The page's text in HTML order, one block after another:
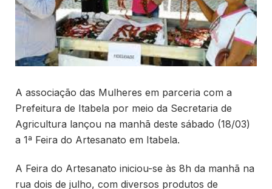
A associação das Mulheres em parceria com a
Prefeitura de Itabela por meio da Secretaria de
Agricultura lançou na manhã deste sábado (18/03)
a 1ª Feira do Artesanato em Itabela.
A Feira do Artesanato iniciou-se às 8h da manhã na
rua dois de julho, com diversos produtos de